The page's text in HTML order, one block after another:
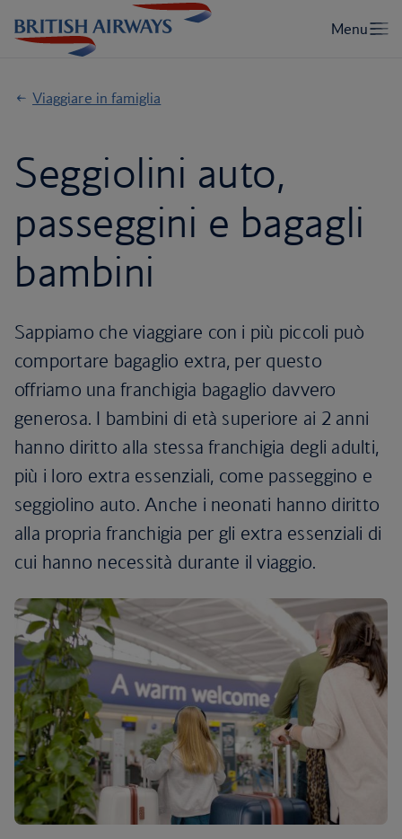
Viaggiare in famiglia
Seggiolini auto,
passeggini e bagagli
bambini
Sappiamo che viaggiare con i più piccoli può
comportare bagaglio extra, per questo
offriamo una franchigia bagaglio davvero
generosa. I bambini di età superiore ai 2 anni
hanno diritto alla stessa franchigia degli adulti,
più i loro extra essenziali, come passeggino e
seggiolino auto. Anche i neonati hanno diritto
alla propria franchigia per gli extra essenziali di
cui hanno necessità durante il viaggio.